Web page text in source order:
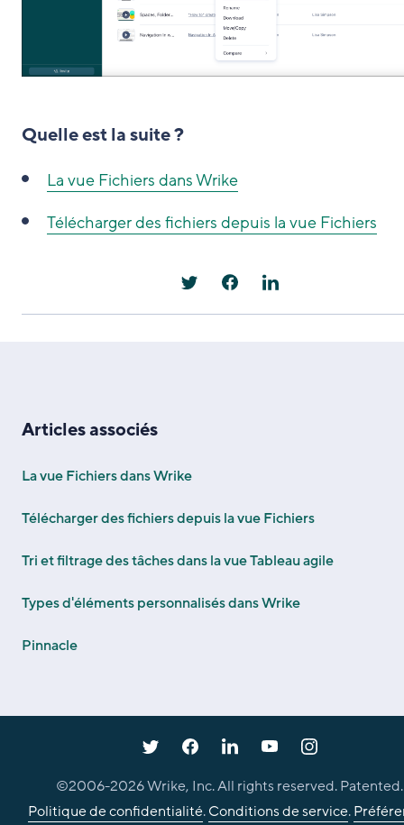
Quelle est la suite ?
La vue Fichiers dans Wrike
Télécharger des fichiers depuis la vue Fichiers
Articles associés
La vue Fichiers dans Wrike
Télécharger des fichiers depuis la vue Fichiers
Tri et filtrage des tâches dans la vue Tableau agile
Types d'éléments personnalisés dans Wrike
Pinnacle
©2006-2026Wrike, Inc. All rights reserved. Patented.
Politique de confidentialité.Conditions de service.